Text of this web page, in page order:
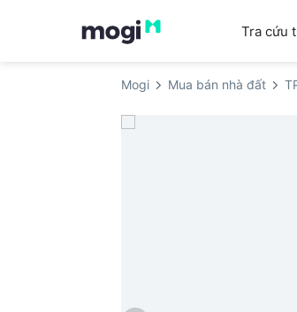
Tra cứu
Mogi Mua bán nhà đất